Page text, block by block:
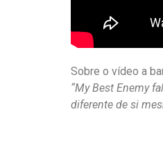
Sobre o vídeo a
“My Best Enemy
diferente de si